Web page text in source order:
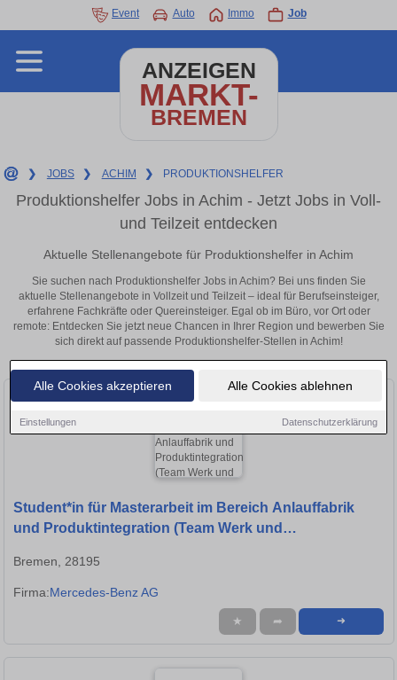
Alle Cookies akzeptieren Alle Cookies ablehnen
Einstellungen Datenschutzerklärung
Event Auto Immo Job
ANZEIGEN
MARKT-
BREMEN
❯ JOBS ❯ ACHIM ❯ PRODUKTIONSHELFER
Produktionshelfer Jobs in Achim - Jetzt Jobs in Voll-
und Teilzeit entdecken
Aktuelle Stellenangebote für Produktionshelfer in Achim
Sie suchen nach Produktionshelfer Jobs in Achim? Bei uns finden Sie
aktuelle Stellenangebote in Vollzeit und Teilzeit – ideal für Berufseinsteiger,
erfahrene Fachkräfte oder Quereinsteiger. Egal ob im Büro, vor Ort oder
remote: Entdecken Sie jetzt neue Chancen in Ihrer Region und bewerben Sie
sich direkt auf passende Produktionshelfer-Stellen in Achim!
Student*in für Masterarbeit im Bereich Anlauffabrik
und Produktintegration (Team Werk und
Bremen, 28195
Firma:Mercedes-Benz AG
★ ➦ ➜